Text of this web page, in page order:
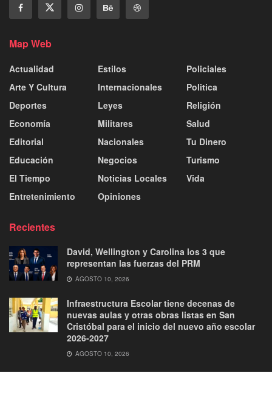
Map Web
Actualidad
Arte Y Cultura
Deportes
Economía
Editorial
Educación
El Tiempo
Entretenimiento
Estilos
Internacionales
Leyes
Militares
Nacionales
Negocios
Noticias Locales
Opiniones
Policiales
Politica
Religión
Salud
Tu Dinero
Turismo
Vida
Recientes
David, Wellington y Carolina los 3 que
representan las fuerzas del PRM
AGOSTO 10, 2026
Infraestructura Escolar tiene decenas de
nuevas aulas y otras obras listas en San
Cristóbal para el inicio del nuevo año escolar
2026-2027
AGOSTO 10, 2026